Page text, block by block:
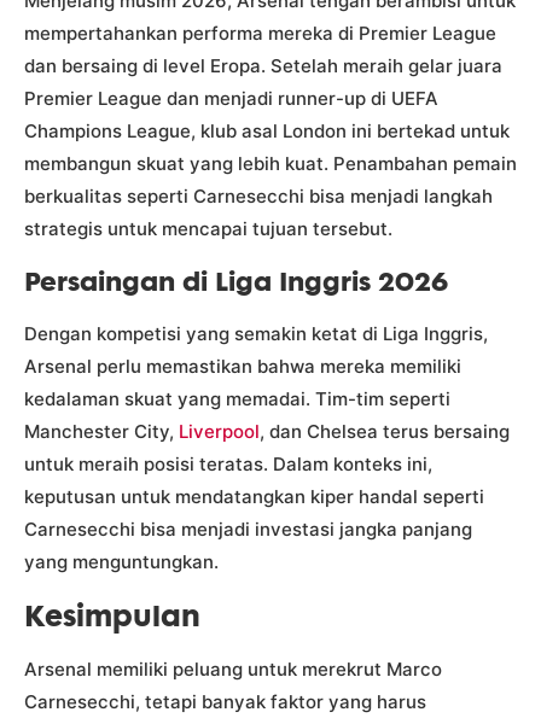
mempertahankan performa mereka di Premier League
dan bersaing di level Eropa. Setelah meraih gelar juara
Premier League dan menjadi runner-up di UEFA
Champions League, klub asal London ini bertekad untuk
membangun skuat yang lebih kuat. Penambahan pemain
berkualitas seperti Carnesecchi bisa menjadi langkah
strategis untuk mencapai tujuan tersebut.
Persaingan di Liga Inggris 2026
Dengan kompetisi yang semakin ketat di Liga Inggris,
Arsenal perlu memastikan bahwa mereka memiliki
kedalaman skuat yang memadai. Tim-tim seperti
Manchester City, Liverpool, dan Chelsea terus bersaing
untuk meraih posisi teratas. Dalam konteks ini,
keputusan untuk mendatangkan kiper handal seperti
Carnesecchi bisa menjadi investasi jangka panjang
yang menguntungkan.
Kesimpulan
Arsenal memiliki peluang untuk merekrut Marco
Carnesecchi, tetapi banyak faktor yang harus